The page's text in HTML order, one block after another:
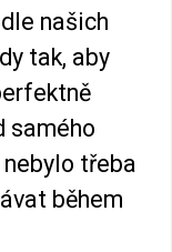
našich
tak, aby
samého
třeba
během